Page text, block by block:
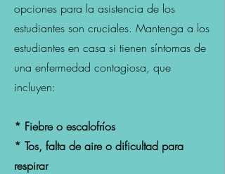
opciones para la asistencia de los
estudiantes son cruciales. Mantenga a los
estudiantes en casa si tienen síntomas de
una enfermedad contagiosa, que
incluyen:
* Fiebre o escalofríos
* Tos, falta de aire o dificultad para
respirar